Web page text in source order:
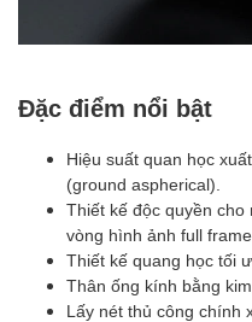
Đặc điểm nổi bật
Hiệu suất quan học
(ground aspherical).
Thiết kế độc quyền cho
vòng hình ảnh full frame.
Thiết kế quang học tối
Thân ống kính bằng
Lấy nét thủ công chính